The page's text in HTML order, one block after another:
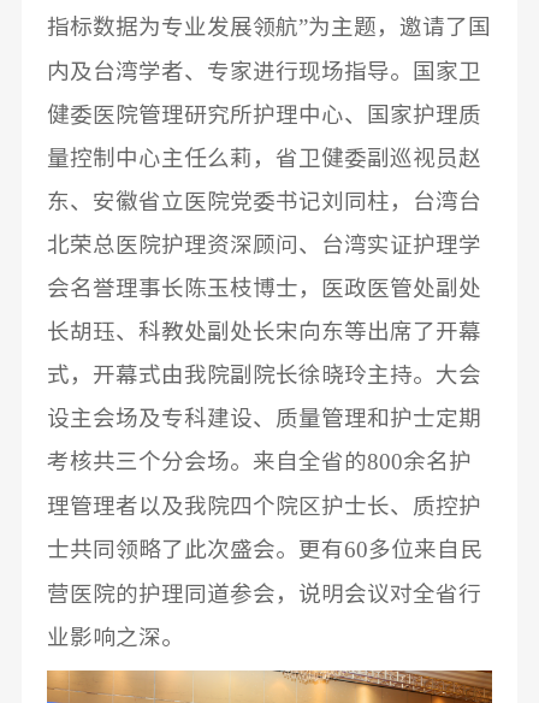
指标数据为专业发展领航”为主题，邀请了国
内及台湾学者、专家进行现场指导。国家卫
健委医院管理研究所护理中心、国家护理质
量控制中心主任么莉，省卫健委副巡视员赵
东、安徽省立医院党委书记刘同柱，台湾台
北荣总医院护理资深顾问、台湾实证护理学
会名誉理事长陈玉枝博士，医政医管处副处
长胡珏、科教处副处长宋向东等出席了开幕
式，开幕式由我院副院长徐晓玲主持。大会
设主会场及专科建设、质量管理和护士定期
考核共三个分会场。来自全省的800余名护
理管理者以及我院四个院区护士长、质控护
士共同领略了此次盛会。更有60多位来自民
营医院的护理同道参会，说明会议对全省行
业影响之深。